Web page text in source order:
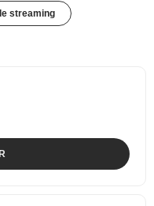
streaming